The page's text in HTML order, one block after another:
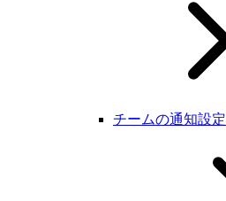
チームの通知設定